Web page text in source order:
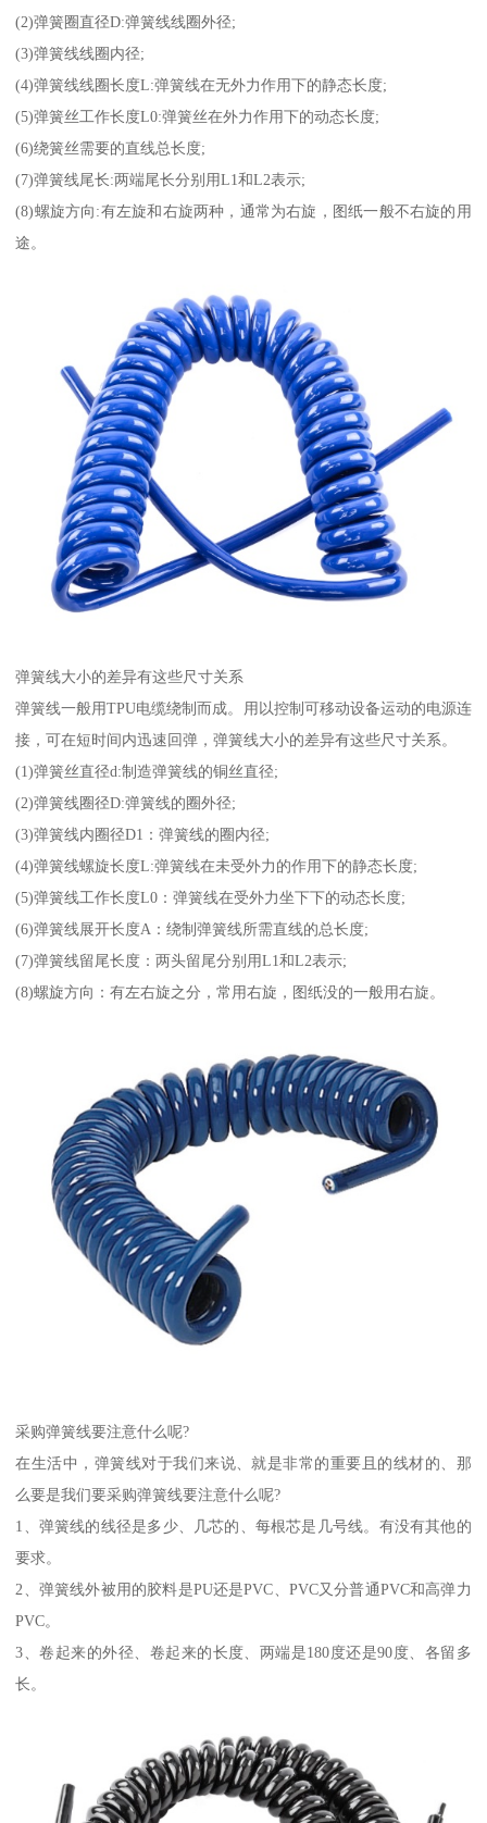
(2)弹簧圈直径D:弹簧线线圈外径;
(3)弹簧线线圈内径;
(4)弹簧线线圈长度L:弹簧线在无外力作用下的静态长度;
(5)弹簧丝工作长度L0:弹簧丝在外力作用下的动态长度;
(6)绕簧丝需要的直线总长度;
(7)弹簧线尾长:两端尾长分别用L1和L2表示;
(8)螺旋方向:有左旋和右旋两种，通常为右旋，图纸一般不右旋的用
途。
弹簧线大小的差异有这些尺寸关系
弹簧线一般用TPU电缆绕制而成。用以控制可移动设备运动的电源连
接，可在短时间内迅速回弹，弹簧线大小的差异有这些尺寸关系。
(1)弹簧丝直径d:制造弹簧线的铜丝直径;
(2)弹簧线圈径D:弹簧线的圈外径;
(3)弹簧线内圈径D1：弹簧线的圈内径;
(4)弹簧线螺旋长度L:弹簧线在未受外力的作用下的静态长度;
(5)弹簧线工作长度L0：弹簧线在受外力坐下下的动态长度;
(6)弹簧线展开长度A：绕制弹簧线所需直线的总长度;
(7)弹簧线留尾长度：两头留尾分别用L1和L2表示;
(8)螺旋方向：有左右旋之分，常用右旋，图纸没的一般用右旋。
采购弹簧线要注意什么呢?
在生活中，弹簧线对于我们来说、就是非常的重要且的线材的、那
么要是我们要采购弹簧线要注意什么呢?
1、弹簧线的线径是多少、几芯的、每根芯是几号线。有没有其他的
要求。
2、弹簧线外被用的胶料是PU还是PVC、PVC又分普通PVC和高弹力
PVC。
3、卷起来的外径、卷起来的长度、两端是180度还是90度、各留多
长。